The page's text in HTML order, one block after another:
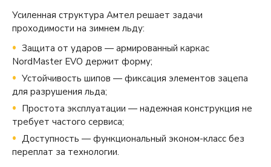
Усиленная структура Амтел решает задачи
проходимости на зимнем льду:
Защита от ударов — армированный каркас
NordMaster EVO держит форму;
Устойчивость шипов — фиксация элементов зацепа
для разрушения льда;
Простота эксплуатации — надежная конструкция не
требует частого сервиса;
Доступность — функциональный эконом-класс без
переплат за технологии.